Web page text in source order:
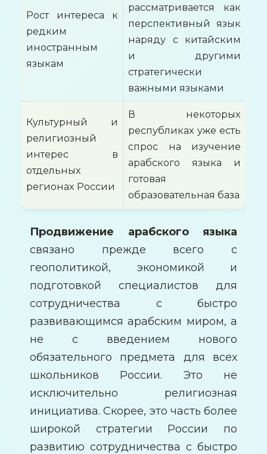
Рост интереса к
редким
иностранным
языкам
рассматривается как
перспективный язык
наряду с китайским
и другими
стратегически
важными языками
Культурный и
религиозный
интерес в
отдельных
регионах России
В некоторых
республиках уже есть
спрос на изучение
арабского языка и
готовая
образовательная база
Продвижение арабского языка
связано прежде всего с
геополитикой, экономикой и
подготовкой специалистов для
сотрудничества с быстро
развивающимся арабским миром, а
не с введением нового
обязательного предмета для всех
школьников России. Это не
исключительно религиозная
инициатива. Скорее, это часть более
широкой стратегии России по
развитию сотрудничества с быстро